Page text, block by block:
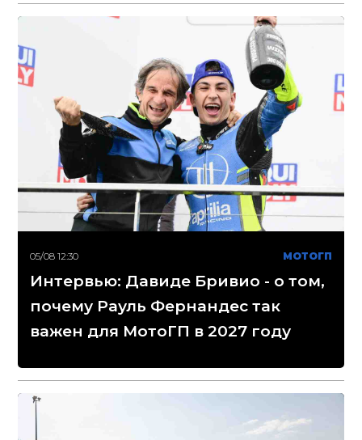
05/08 12:30 МОТОГП
Интервью: Давиде Бривио - о том,
почему Рауль Фернандес так
важен для МотоГП в 2027 году